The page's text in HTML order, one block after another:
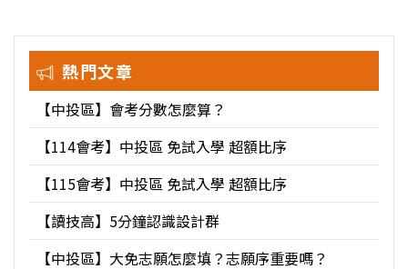
熱門文章
【中投區】會考分數怎麼算？
【114會考】中投區 免試入學 超額比序
【115會考】中投區 免試入學 超額比序
【讀技高】5分鐘認識設計群
【中投區】大免志願怎麼填？志願序重要嗎？